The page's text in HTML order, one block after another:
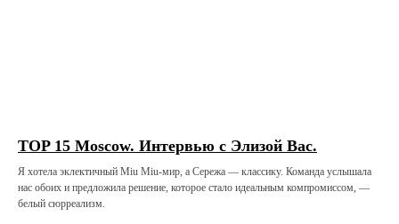
TOP 15 Moscow. Интервью с Элизой Вас.
Я хотела эклектичный Miu Miu-мир, а Сережа — классику. Команда услышала
нас обоих и предложила решение, которое стало идеальным компромиссом, —
белый сюрреализм.